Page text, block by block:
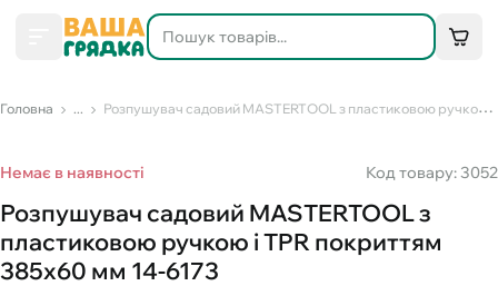
Головна ... Розпушувач садовий MASTERTOOL з пластиковою ручкою і TPR покриттям 385х60 мм 14-6173
Немає в наявності Код товару: 3052
Розпушувач садовий MASTERTOOL з
пластиковою ручкою і TPR покриттям
385х60 мм 14-6173